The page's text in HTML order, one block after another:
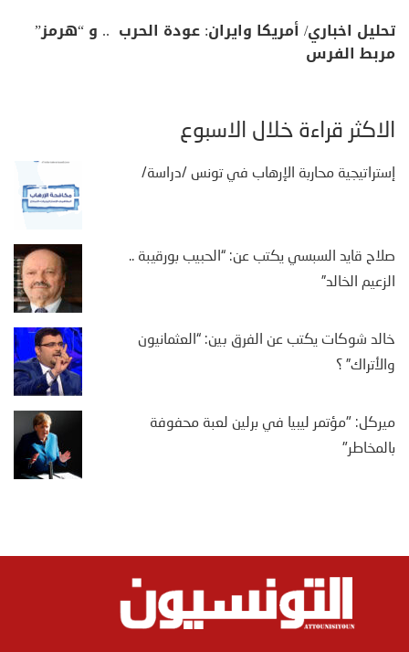
تحليل اخباري/ أمريكا وايران: عودة الحرب .. و “هرمز”
مربط الفرس
الأكثر قراءة خلال الأسبوع
إستراتيجية محاربة الإرهاب في تونس /دراسة/
صلاح قايد السبسي يكتب عن: “الحبيب بورقيبة ..
الزعيم الخالد”
خالد شوكات يكتب عن الفرق بين: “العثمانيون
والأتراك” ؟
ميركل: "مؤتمر ليبيا في برلين لعبة محفوفة
بالمخاطر"